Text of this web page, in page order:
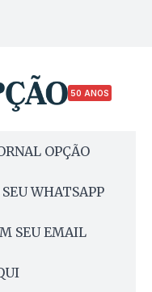
50 ANOS
OPÇÃO
WHATSAPP
SEU EMAIL